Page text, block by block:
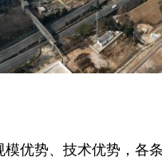
势、技术优势，各